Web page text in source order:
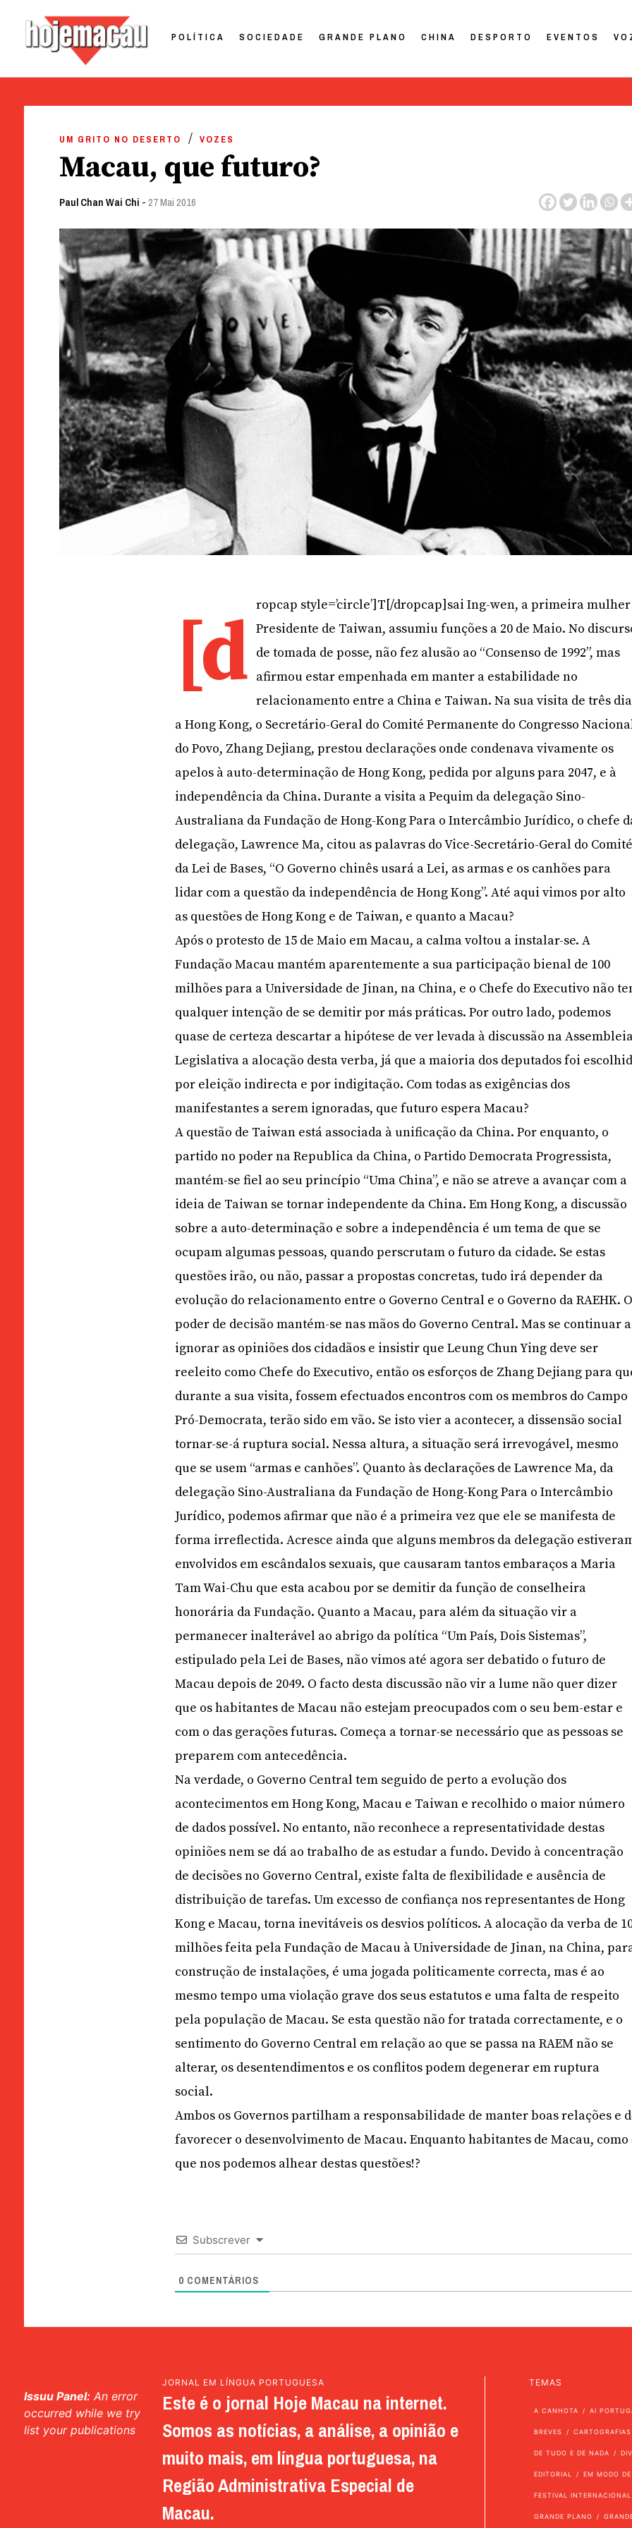
POLÍTICA SOCIEDADE GRANDE PLANO CHINA DESPORTO EVENTOS
UM GRITO NO DESERTO VOZES
Macau, que futuro?
Paul Chan Wai Chi - 27 Mai 2016
[d ropcap style=’circle’]T[/dropcap]sai Ing-wen, a primeira mulher
Presidente de Taiwan, assumiu funções a 20 de Maio. No
de tomada de posse, não fez alusão ao “Consenso de 1992”, mas
afirmou estar empenhada em manter a estabilidade no
relacionamento entre a China e Taiwan. Na sua visita de três
a Hong Kong, o Secretário-Geral do Comité Permanente do Congresso
do Povo, Zhang Dejiang, prestou declarações onde condenava vivamente os
apelos à auto-determinação de Hong Kong, pedida por alguns para 2047, e à
independência da China. Durante a visita a Pequim da delegação Sino-
Australiana da Fundação de Hong-Kong Para o Intercâmbio Jurídico, o chefe
delegação, Lawrence Ma, citou as palavras do Vice-Secretário-Geral do Comité
da Lei de Bases, “O Governo chinês usará a Lei, as armas e os canhões para
lidar com a questão da independência de Hong Kong”. Até aqui vimos por alto
as questões de Hong Kong e de Taiwan, e quanto a Macau?
Após o protesto de 15 de Maio em Macau, a calma voltou a instalar-se. A
Fundação Macau mantém aparentemente a sua participação bienal de 100
milhões para a Universidade de Jinan, na China, e o Chefe do Executivo não
qualquer intenção de se demitir por más práticas. Por outro lado, podemos
quase de certeza descartar a hipótese de ver levada à discussão na
Legislativa a alocação desta verba, já que a maioria dos deputados foi
por eleição indirecta e por indigitação. Com todas as exigências dos
manifestantes a serem ignoradas, que futuro espera Macau?
A questão de Taiwan está associada à unificação da China. Por enquanto, o
partido no poder na Republica da China, o Partido Democrata Progressista,
mantém-se fiel ao seu princípio “Uma China”, e não se atreve a avançar com a
ideia de Taiwan se tornar independente da China. Em Hong Kong, a discussão
sobre a auto-determinação e sobre a independência é um tema de que se
ocupam algumas pessoas, quando perscrutam o futuro da cidade. Se estas
questões irão, ou não, passar a propostas concretas, tudo irá depender da
evolução do relacionamento entre o Governo Central e o Governo da RAEHK. O
poder de decisão mantém-se nas mãos do Governo Central. Mas se continuar a
ignorar as opiniões dos cidadãos e insistir que Leung Chun Ying deve ser
reeleito como Chefe do Executivo, então os esforços de Zhang Dejiang para
durante a sua visita, fossem efectuados encontros com os membros do Campo
Pró-Democrata, terão sido em vão. Se isto vier a acontecer, a dissensão social
tornar-se-á ruptura social. Nessa altura, a situação será irrevogável, mesmo
que se usem “armas e canhões”. Quanto às declarações de Lawrence Ma, da
delegação Sino-Australiana da Fundação de Hong-Kong Para o Intercâmbio
Jurídico, podemos afirmar que não é a primeira vez que ele se manifesta de
forma irreflectida. Acresce ainda que alguns membros da delegação
envolvidos em escândalos sexuais, que causaram tantos embaraços a Maria
Tam Wai-Chu que esta acabou por se demitir da função de conselheira
honorária da Fundação. Quanto a Macau, para além da situação vir a
permanecer inalterável ao abrigo da política “Um País, Dois Sistemas”,
estipulado pela Lei de Bases, não vimos até agora ser debatido o futuro de
Macau depois de 2049. O facto desta discussão não vir a lume não quer dizer
que os habitantes de Macau não estejam preocupados com o seu bem-estar e
com o das gerações futuras. Começa a tornar-se necessário que as pessoas se
preparem com antecedência.
Na verdade, o Governo Central tem seguido de perto a evolução dos
acontecimentos em Hong Kong, Macau e Taiwan e recolhido o maior número
de dados possível. No entanto, não reconhece a representatividade destas
opiniões nem se dá ao trabalho de as estudar a fundo. Devido à concentração
de decisões no Governo Central, existe falta de flexibilidade e ausência de
distribuição de tarefas. Um excesso de confiança nos representantes de Hong
Kong e Macau, torna inevitáveis os desvios políticos. A alocação da verba de
milhões feita pela Fundação de Macau à Universidade de Jinan, na China,
construção de instalações, é uma jogada politicamente correcta, mas é ao
mesmo tempo uma violação grave dos seus estatutos e uma falta de respeito
pela população de Macau. Se esta questão não for tratada correctamente, e o
sentimento do Governo Central em relação ao que se passa na RAEM não se
alterar, os desentendimentos e os conflitos podem degenerar em ruptura
social.
Ambos os Governos partilham a responsabilidade de manter boas relações e
favorecer o desenvolvimento de Macau. Enquanto habitantes de Macau, como
que nos podemos alhear destas questões!?
Subscrever
0 COMENTÁRIOS
Issuu Panel: An error
occurred while we try
list your publications
JORNAL EM LÍNGUA PORTUGUESA
Este é o jornal Hoje Macau na internet.
Somos as notícias, a análise, a opinião e
muito mais, em língua portuguesa, na
Região Administrativa Especial de
Macau.
TEMAS
A CANHOTA AI
BREVES CARTOGRAFIAS
DE TUDO E DE NADA
EDITORIAL EM MODO
FESTIVAL
GRANDE PLANO